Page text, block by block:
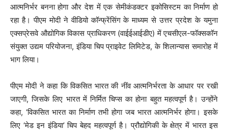
आत्मनिर्भर बनना होगा और देश में एक सेमीकंडक्टर इकोसिस्टम का निर्माण हो
रहा है। पीएम मोदी ने वीडियो कॉन्फ्रेंसिंग के माध्यम से उत्तर प्रदेश के यमुना
एक्सप्रेसवे औद्योगिक विकास प्राधिकरण (वाईईआईडीए) में एचसीएल-फॉक्सकॉन
संयुक्त उद्यम परियोजना, इंडिया चिप प्राइवेट लिमिटेड, के शिलान्यास समारोह में
भाग लिया।
पीएम मोदी ने कहा कि विकसित भारत की नींव आत्मनिर्भरता के आधार पर रखी
जाएगी, जिसके लिए भारत में निर्मित चिप्स का होना बहुत महत्वपूर्ण है। उन्होंने
कहा, ‘विकसित भारत का निर्माण तभी होगा जब भारत आत्मनिर्भर होगा। इसके
लिए ‘मेड इन इंडिया’ चिप बेहद महत्वपूर्ण है। प्रौद्योगिकी के क्षेत्र में भारत इस